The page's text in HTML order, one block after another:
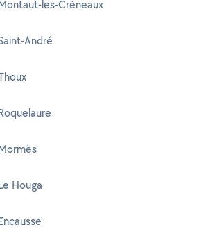
les-Créneaux
André
Houga